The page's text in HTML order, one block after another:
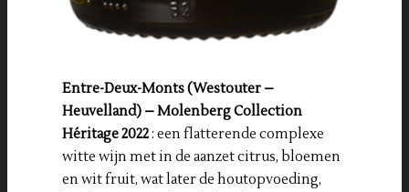
Entre-Deux-Monts (Westouter –
Heuvelland) – Molenberg Collection
Héritage 2022: een flatterende complexe
witte wijn met in de aanzet citrus, bloemen
en wit fruit, wat later de houtopvoeding,